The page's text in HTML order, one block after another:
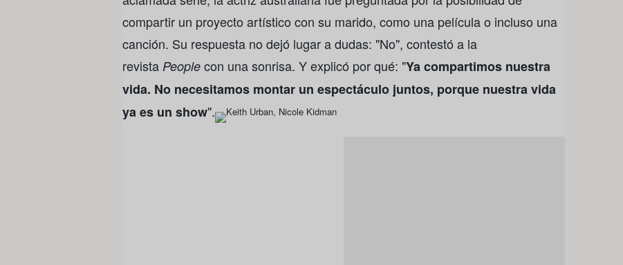
compartir un proyecto artístico con su marido, como una película o incluso una
canción. Su respuesta no dejó lugar a dudas: "No", contestó a la
revista People con una sonrisa. Y explicó por qué: "Ya compartimos nuestra
vida. No necesitamos montar un espectáculo juntos, porque nuestra vida
ya es un show".